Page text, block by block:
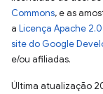
Commons, e as
a Licença Apache 2.0
site do Google
e/ou afiliadas.
Última atualização